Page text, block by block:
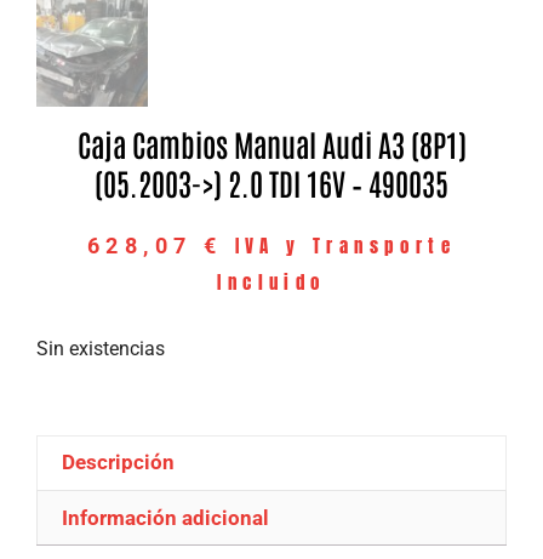
Caja Cambios Manual Audi A3 (8P1)
(05.2003->) 2.0 TDI 16V – 490035
628,07 €
IVA y Transporte
Incluido
Sin existencias
Descripción
Información adicional